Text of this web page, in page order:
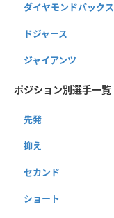
ダイヤモンドバックス
ドジャース
ジャイアンツ
ポジション別選手一覧
先発
抑え
セカンド
ショート